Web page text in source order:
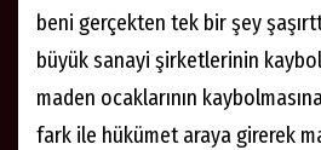
beni gerçekten tek bir şey
büyük sanayi şirketlerinin
maden ocaklarının
fark ile hükümet araya girerek